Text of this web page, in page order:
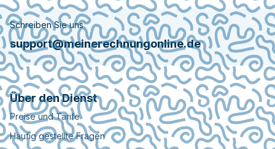
Schreiben Sie uns
support@meinerechnungonline.de
Über den Dienst
Preise und Tarife
Häufig gestellte Fragen